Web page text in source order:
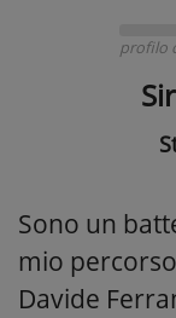
profilo
Sono un
mio
Davide